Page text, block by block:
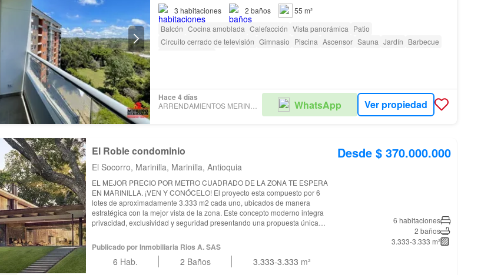
3 habitaciones 2 baños
55 m²
Balcón Cocina amoblada Calefacción Vista panorámica Patio
Circuito cerrado de televisión Gimnasio Piscina Ascensor Sauna Jardín Barbecue
Hace 4 días
ARRENDAMIENTOS MERINO HERMANOS S.A.S. WhatsApp Ver propiedad
El Roble condominio
El Socorro, Marinilla, Marinilla, Antioquia
EL MEJOR PRECIO POR METRO CUADRADO DE LA ZONA TE ESPERA
EN MARINILLA. ¡VEN Y CONÓCELO! El proyecto esta compuesto por 6
lotes de aproximadamente 3.333 m2 cada uno, ubicados de manera
estratégica con la mejor vista de la zona. Este concepto moderno integra
privacidad, exclusividad y seguridad presentando una propuesta única
mucho mas. Ubicado a tan solo 7 minutos del municipio de Marinilla,
Antioquia, en una zona que combina la tranquilidad del campo con la
cercanía y comodidad de la vida urbana. Permitiendo un fácil acceso a
Publicado por Inmobiliaria Rios A. SAS
6 Hab. 2 Baños 3.333-3.333 m²
Desde $ 370.000.000
6 habitaciones
2 baños
3.333-3.333 m²